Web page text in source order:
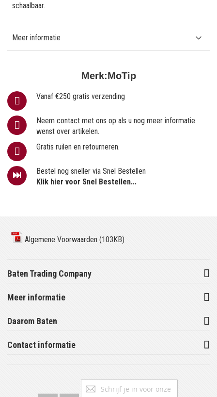
Merk:MoTip
Vanaf €250 gratis verzending
Neem contact met ons op als u nog meer informatie
wenst over artikelen.
Gratis ruilen en retourneren.
Bestel nog sneller via Snel Bestellen
Klik hier voor Snel Bestellen...
schaalbaar.
Meer informatie
Algemene Voorwaarden (103KB)
Baten Trading Company
Meer informatie
Daarom Baten
Contact informatie
Abonneer